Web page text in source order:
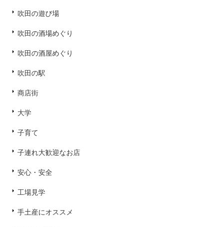
吹田の遊び場
吹田の酒場めぐり
吹田の酒屋めぐり
吹田の駅
商店街
大学
子育て
子連れ大歓迎なお店
安心・安全
工場見学
手土産にオススメ